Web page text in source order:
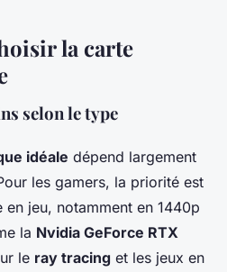
la carte
selon le type
idéale dépend largement
les gamers, la priorité est
jeu, notamment en 1440p
la Nvidia GeForce RTX
le ray tracing et les jeux en